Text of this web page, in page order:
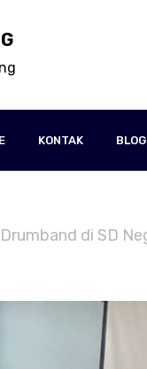
KONTAK BLOG
di SD